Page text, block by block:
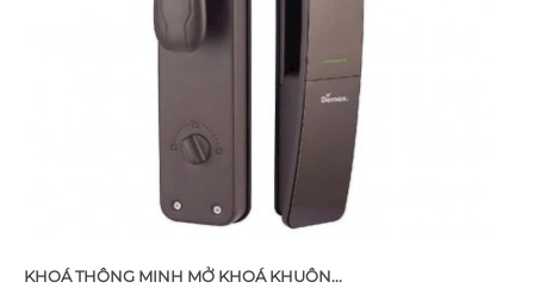
KHOÁ THÔNG MINH MỞ KHOÁ KHUÔN...